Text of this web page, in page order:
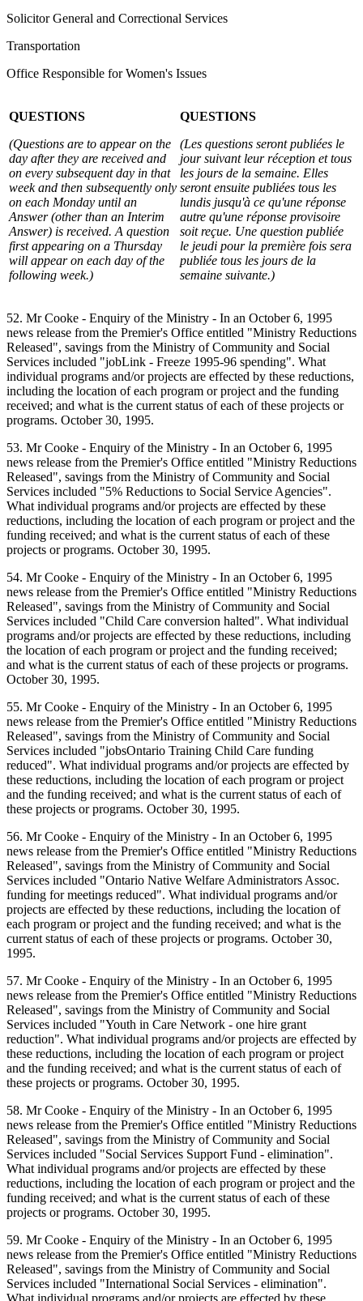
Solicitor General and Correctional Services
Transportation
Office Responsible for Women's Issues
QUESTIONS
(Questions are to appear on the
day after they are received and
on every subsequent day in that
week and then subsequently only
on each Monday until an
Answer (other than an Interim
Answer) is received. A question
first appearing on a Thursday
will appear on each day of the
following week.)
QUESTIONS
(Les questions seront publiées le
jour suivant leur réception et tous
les jours de la semaine. Elles
seront ensuite publiées tous les
lundis jusqu'à ce qu'une réponse
autre qu'une réponse provisoire
soit reçue. Une question publiée
le jeudi pour la première fois sera
publiée tous les jours de la
semaine suivante.)
52. Mr Cooke - Enquiry of the Ministry - In an October 6, 1995
news release from the Premier's Office entitled "Ministry Reductions
Released", savings from the Ministry of Community and Social
Services included "jobLink - Freeze 1995-96 spending". What
individual programs and/or projects are effected by these reductions,
including the location of each program or project and the funding
received; and what is the current status of each of these projects or
programs. October 30, 1995.
53. Mr Cooke - Enquiry of the Ministry - In an October 6, 1995
news release from the Premier's Office entitled "Ministry Reductions
Released", savings from the Ministry of Community and Social
Services included "5% Reductions to Social Service Agencies".
What individual programs and/or projects are effected by these
reductions, including the location of each program or project and the
funding received; and what is the current status of each of these
projects or programs. October 30, 1995.
54. Mr Cooke - Enquiry of the Ministry - In an October 6, 1995
news release from the Premier's Office entitled "Ministry Reductions
Released", savings from the Ministry of Community and Social
Services included "Child Care conversion halted". What individual
programs and/or projects are effected by these reductions, including
the location of each program or project and the funding received;
and what is the current status of each of these projects or programs.
October 30, 1995.
55. Mr Cooke - Enquiry of the Ministry - In an October 6, 1995
news release from the Premier's Office entitled "Ministry Reductions
Released", savings from the Ministry of Community and Social
Services included "jobsOntario Training Child Care funding
reduced". What individual programs and/or projects are effected by
these reductions, including the location of each program or project
and the funding received; and what is the current status of each of
these projects or programs. October 30, 1995.
56. Mr Cooke - Enquiry of the Ministry - In an October 6, 1995
news release from the Premier's Office entitled "Ministry Reductions
Released", savings from the Ministry of Community and Social
Services included "Ontario Native Welfare Administrators Assoc.
funding for meetings reduced". What individual programs and/or
projects are effected by these reductions, including the location of
each program or project and the funding received; and what is the
current status of each of these projects or programs. October 30,
1995.
57. Mr Cooke - Enquiry of the Ministry - In an October 6, 1995
news release from the Premier's Office entitled "Ministry Reductions
Released", savings from the Ministry of Community and Social
Services included "Youth in Care Network - one hire grant
reduction". What individual programs and/or projects are effected by
these reductions, including the location of each program or project
and the funding received; and what is the current status of each of
these projects or programs. October 30, 1995.
58. Mr Cooke - Enquiry of the Ministry - In an October 6, 1995
news release from the Premier's Office entitled "Ministry Reductions
Released", savings from the Ministry of Community and Social
Services included "Social Services Support Fund - elimination".
What individual programs and/or projects are effected by these
reductions, including the location of each program or project and the
funding received; and what is the current status of each of these
projects or programs. October 30, 1995.
59. Mr Cooke - Enquiry of the Ministry - In an October 6, 1995
news release from the Premier's Office entitled "Ministry Reductions
Released", savings from the Ministry of Community and Social
Services included "International Social Services - elimination".